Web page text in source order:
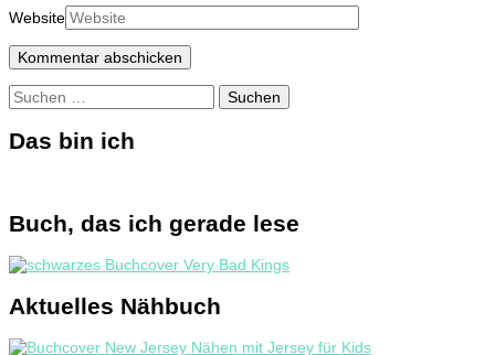
Website
Suchen
nach:
Das bin ich
Buch, das ich gerade lese
Aktuelles Nähbuch